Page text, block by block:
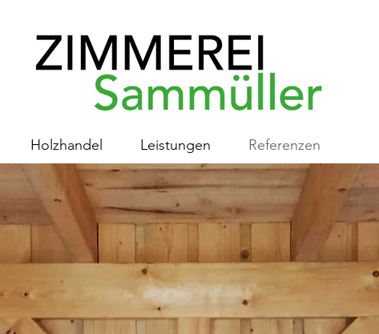
Holzhandel Leistungen Referenzen